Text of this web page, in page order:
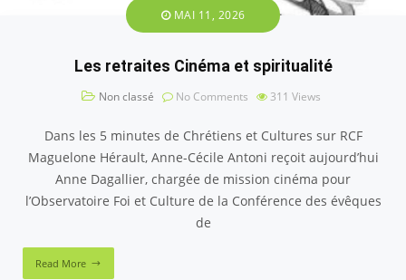
MAI 11, 2026
Les retraites Cinéma et spiritualité
Non classé No Comments 311 Views
Dans les 5 minutes de Chrétiens et Cultures sur RCF
Maguelone Hérault, Anne-Cécile Antoni reçoit aujourd’hui
Anne Dagallier, chargée de mission cinéma pour
l’Observatoire Foi et Culture de la Conférence des évêques
de
Read More